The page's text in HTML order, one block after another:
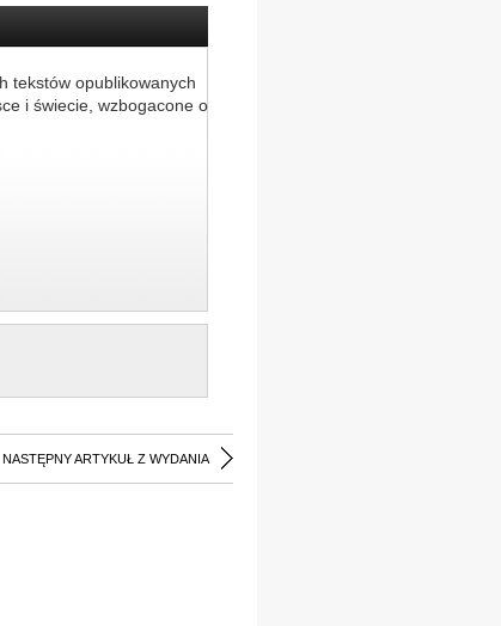
tekstów opublikowanych
i świecie, wzbogacone o
NASTĘPNY ARTYKUŁ Z WYDANIA